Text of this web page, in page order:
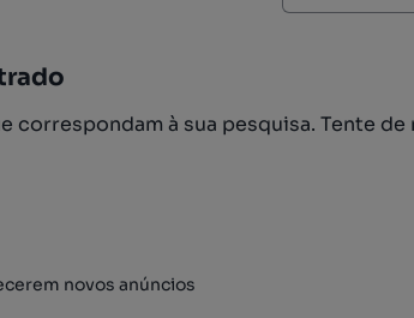
correspondam à sua pesquisa. Tente
novos anúncios